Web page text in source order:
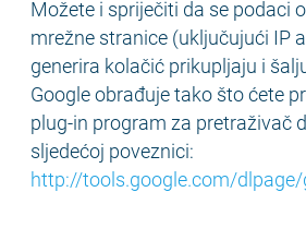
Možete i spriječiti da se podaci
mrežne stranice (uključujući IP
generira kolačić prikupljaju i
Google obrađuje tako što ćete
plug-in program za pretraživač
sljedećoj poveznici:
http://tools.google.com/